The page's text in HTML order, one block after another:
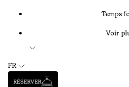
Temps
Voir
FR
RÉSERVER